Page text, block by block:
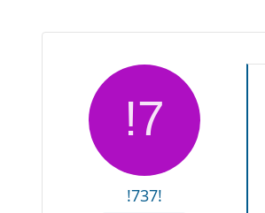
!737!